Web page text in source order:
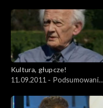
Kultura, głupcze!
11.09.2011 - Podsumowanie
Kultury